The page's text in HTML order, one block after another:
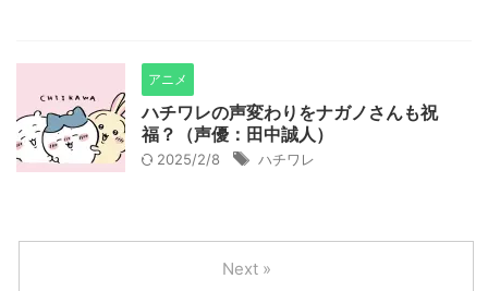
アニメ
ハチワレの声変わりをナガノさんも祝
福？（声優：田中誠人）
2025/2/8 ハチワレ
Next »